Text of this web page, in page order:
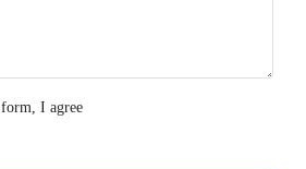
I agree